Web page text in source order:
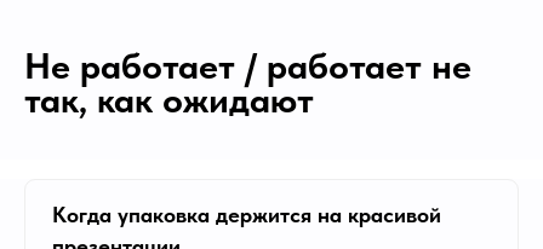
Не работает / работает не
так, как ожидают
Когда упаковка держится на красивой